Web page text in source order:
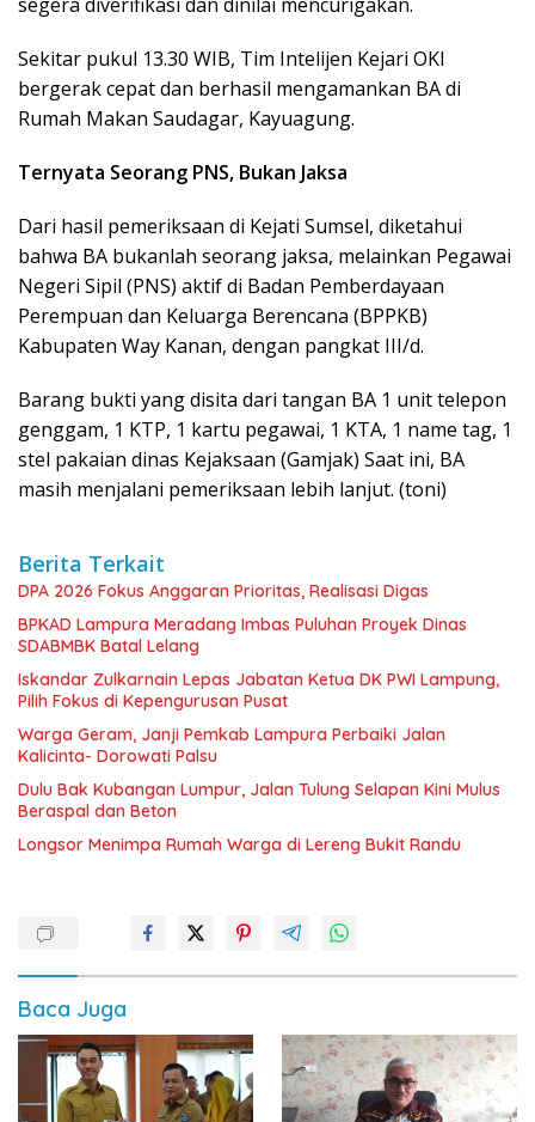
Sekitar pukul 13.30 WIB, Tim Intelijen Kejari OKI
bergerak cepat dan berhasil mengamankan BA di
Rumah Makan Saudagar, Kayuagung.
Ternyata Seorang PNS, Bukan Jaksa
Dari hasil pemeriksaan di Kejati Sumsel, diketahui
bahwa BA bukanlah seorang jaksa, melainkan Pegawai
Negeri Sipil (PNS) aktif di Badan Pemberdayaan
Perempuan dan Keluarga Berencana (BPPKB)
Kabupaten Way Kanan, dengan pangkat III/d.
Barang bukti yang disita dari tangan BA 1 unit telepon
genggam, 1 KTP, 1 kartu pegawai, 1 KTA, 1 name tag, 1
stel pakaian dinas Kejaksaan (Gamjak) Saat ini, BA
masih menjalani pemeriksaan lebih lanjut. (toni)
Berita Terkait
DPA 2026 Fokus Anggaran Prioritas, Realisasi Digas
BPKAD Lampura Meradang Imbas Puluhan Proyek Dinas
SDABMBK Batal Lelang
Iskandar Zulkarnain Lepas Jabatan Ketua DK PWI Lampung,
Pilih Fokus di Kepengurusan Pusat
Warga Geram, Janji Pemkab Lampura Perbaiki Jalan
Kalicinta- Dorowati Palsu
Dulu Bak Kubangan Lumpur, Jalan Tulung Selapan Kini Mulus
Beraspal dan Beton
Longsor Menimpa Rumah Warga di Lereng Bukit Randu
Baca Juga